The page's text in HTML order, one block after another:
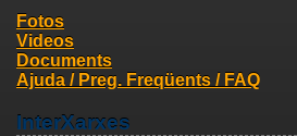
Fotos
Videos
Documents
Ajuda / Preg. Freqüents / FAQ
InterXarxes